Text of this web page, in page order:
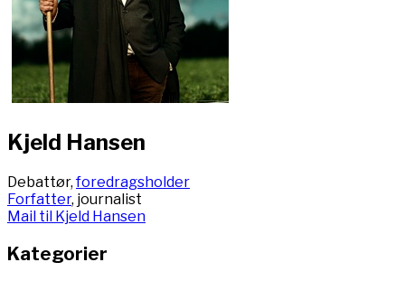
Kjeld Hansen
Debattør,foredragsholder
Forfatter, journalist
Mail til Kjeld Hansen
Kategorier